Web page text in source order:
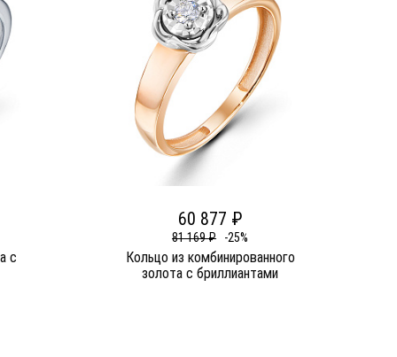
c
60 877 ₽
81 169 ₽ -25%
Кольцо из комбинированного
золота c бриллиантами